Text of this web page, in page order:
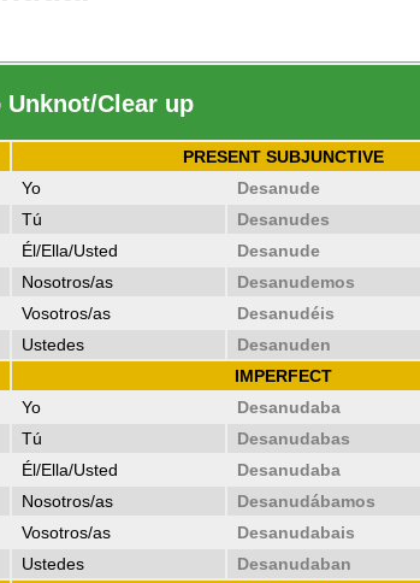
Unknot/Clear up
PRESENT SUBJUNCTIVE
Yo
Desanude
Tú
Desanudes
Él/Ella/Usted
Desanude
Nosotros/as
Desanudemos
Vosotros/as
Desanudéis
Ustedes
Desanuden
IMPERFECT
Yo
Desanudaba
Tú
Desanudabas
Él/Ella/Usted
Desanudaba
Nosotros/as
Desanudábamos
Vosotros/as
Desanudabais
Ustedes
Desanudaban